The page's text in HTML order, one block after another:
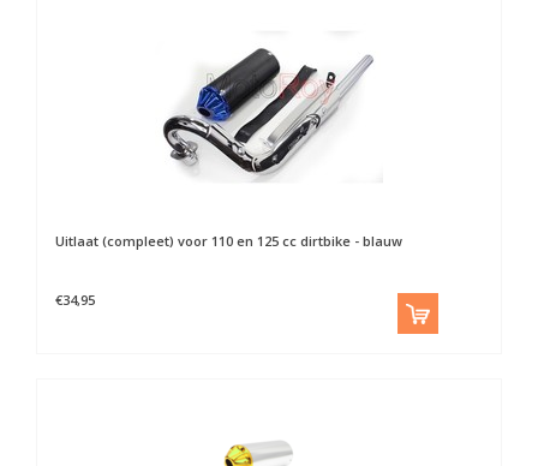
Uitlaat (compleet) voor 110 en 125 cc dirtbike - blauw
€34,95